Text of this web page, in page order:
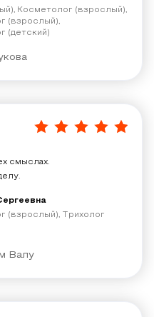
Косметолог (взрослый),
(взрослый),
(детский)
5/5
смыслах.
(взрослый), Трихолог
Валу